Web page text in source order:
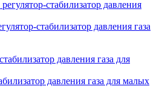
стабилизатор давления газа
давления газа для малых